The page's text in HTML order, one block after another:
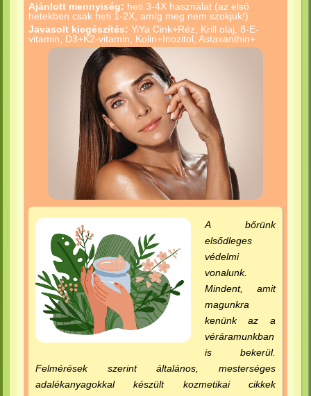
Ajánlott mennyiség: heti 3-4X használat (az első
hetekben csak heti 1-2X, amíg meg nem szokjuk!)
Javasolt kiegészítés:YiYa Cink+Réz, Krill olaj, 8-E-
vitamin, D3+K2-vitamin, Kolin+Inozitol, Astaxanthin+
A bőrünk
elsődleges
védelmi
vonalunk.
Mindent, amit
magunkra
kenünk az a
véráramunkban
is bekerül.
Felmérések szerint általános, mesterséges
adalékanyagokkal készült kozmetikai cikkek